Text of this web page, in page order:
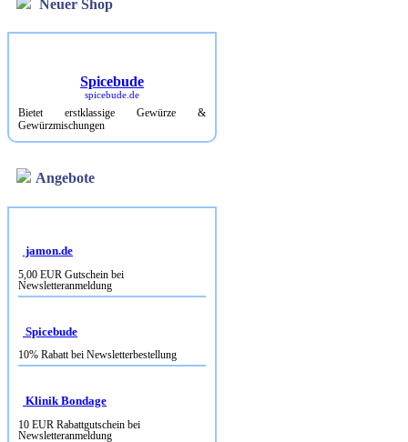
Neuer Shop
Spicebude
spicebude.de
Bietet erstklassige Gewürze &
Gewürzmischungen
Angebote
jamon.de
5,00 EUR Gutschein bei
Newsletteranmeldung
Spicebude
10% Rabatt bei Newsletterbestellung
Klinik Bondage
10 EUR Rabattgutschein bei
Newsletteranmeldung